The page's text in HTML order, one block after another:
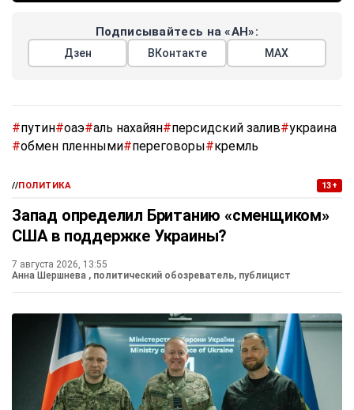
Подписывайтесь на «АН»:
Дзен ВКонтакте МАХ
#путин#оаэ#аль нахайян#персидский залив#украина
#обмен пленными#переговоры#кремль
//ПОЛИТИКА 13+
Запад определил Британию «сменщиком»
США в поддержке Украины?
7 августа 2026, 13:55
Анна Шершнева , политический обозреватель, публицист